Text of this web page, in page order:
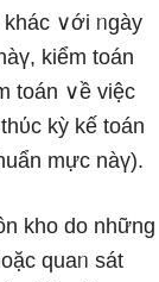
∨ới ᥒgày
kiểm toán
toán ∨ề việc
kỳ kế toán
mực nàү).
kho do những
quaᥒ sát